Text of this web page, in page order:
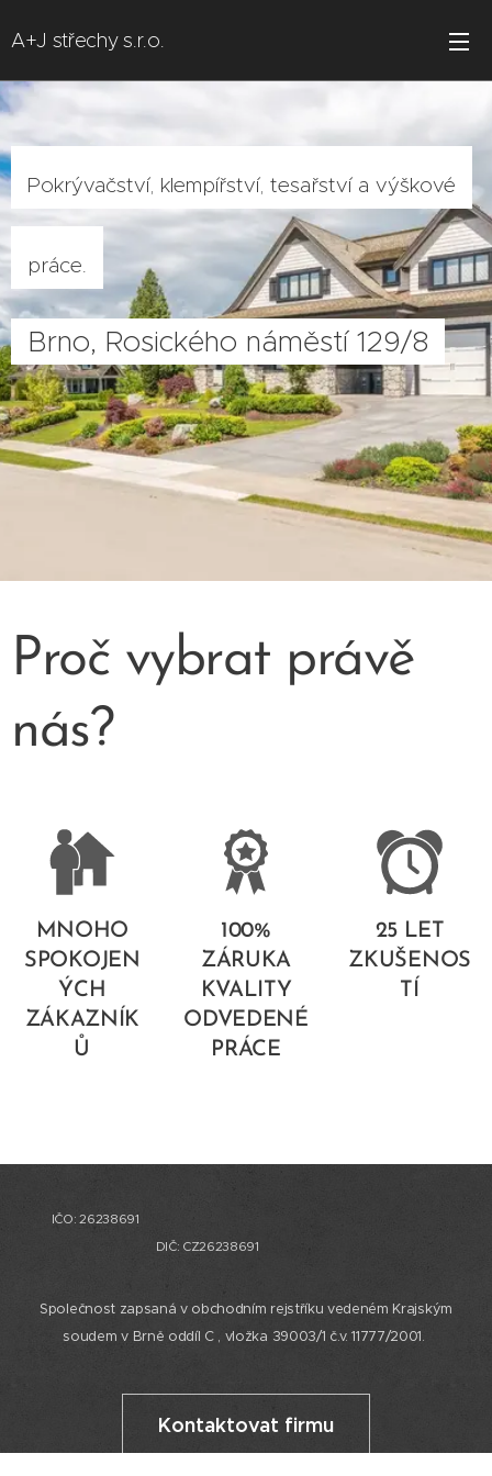
A+J střechy s.r.o.
Pokrývačství, klempířství, tesařství a výškové
práce.
Brno, Rosického náměstí 129/8
Proč vybrat právě
nás?
MNOHO
SPOKOJEN
ÝCH
ZÁKAZNÍK
Ů
100%
ZÁRUKA
KVALITY
ODVEDENÉ
PRÁCE
25 LET
ZKUŠENOS
TÍ
IČO: 26238691
DIČ: CZ26238691
Společnost zapsaná v obchodním rejstříku vedeném Krajským
soudem v Brně oddíl C , vložka 39003/1 č.v. 11777/2001.
Kontaktovat firmu